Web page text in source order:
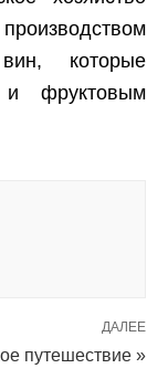
которые
фруктовым
ДАЛЕЕ
путешествие »